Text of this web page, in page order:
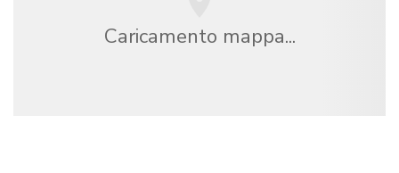
Caricamento mappa...